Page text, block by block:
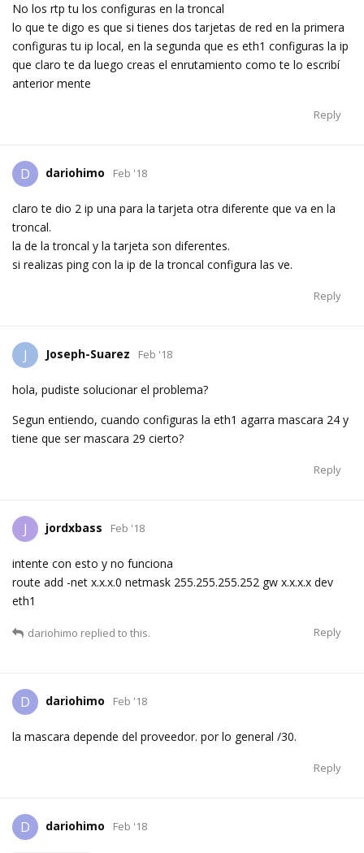
No los rtp tu los configuras en la troncal
lo que te digo es que si tienes dos tarjetas de red en la primera
configuras tu ip local, en la segunda que es eth1 configuras la ip
que claro te da luego creas el enrutamiento como te lo escribí
anterior mente
Reply
D dariohimo Feb '18
claro te dio 2 ip una para la tarjeta otra diferente que va en la
troncal.
la de la troncal y la tarjeta son diferentes.
si realizas ping con la ip de la troncal configura las ve.
Reply
J Joseph-Suarez Feb '18
hola, pudiste solucionar el problema?
Segun entiendo, cuando configuras la eth1 agarra mascara 24 y
tiene que ser mascara 29 cierto?
Reply
J jordxbass Feb '18
intente con esto y no funciona
route add -net x.x.x.0 netmask 255.255.255.252 gw x.x.x.x dev
eth1
Reply
dariohimo replied to this.
D dariohimo Feb '18
la mascara depende del proveedor. por lo general /30.
Reply
D dariohimo Feb '18